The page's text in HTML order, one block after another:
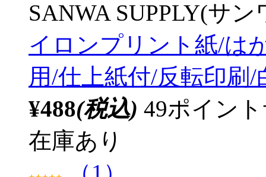
SANWA SUPPLY(サ
イロンプリント紙/は
用/仕上紙付/反転印刷/
¥488(税込) 49ポイン
在庫あり